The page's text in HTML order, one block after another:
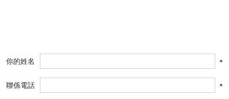
你的姓名 *
聯係電話 *